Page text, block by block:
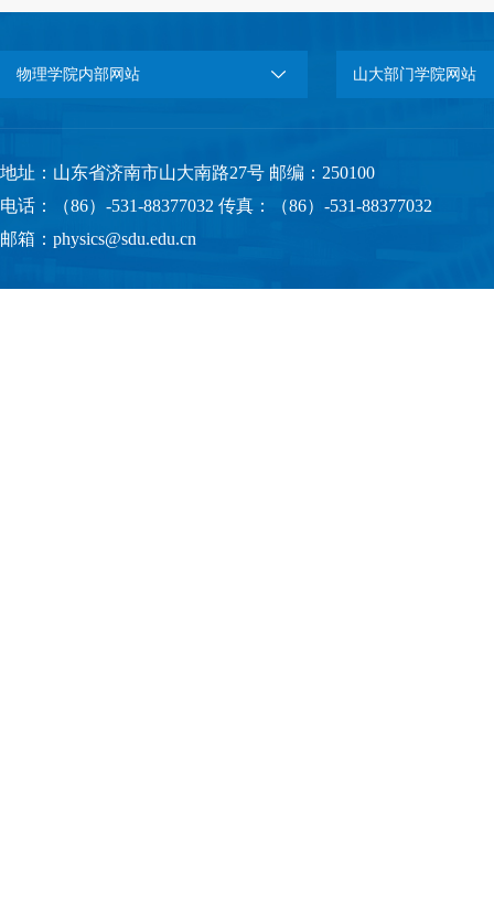
物理学院内部网站 山大部门学院网站
地址：山东省济南市山大南路27号 邮编：250100
电话：（86）-531-88377032 传真：（86）-531-88377032
邮箱：physics@sdu.edu.cn